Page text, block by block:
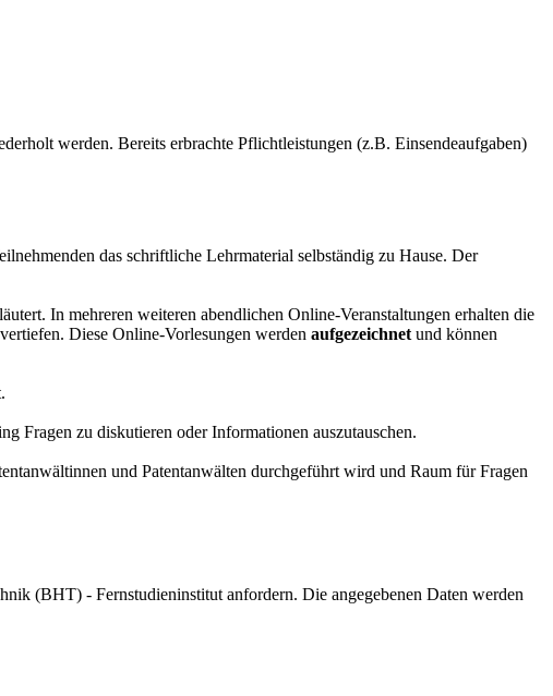
werden. Bereits erbrachte Pflichtleistungen (z.B. Einsendeaufgaben)
das schriftliche Lehrmaterial selbständig zu Hause. Der
In mehreren weiteren abendlichen Online-Veranstaltungen erhalten die
Diese Online-Vorlesungen werden aufgezeichnet und können
Fragen zu diskutieren oder Informationen auszutauschen.
und Patentanwälten durchgeführt wird und Raum für Fragen
(BHT) - Fernstudieninstitut anfordern. Die angegebenen Daten werden